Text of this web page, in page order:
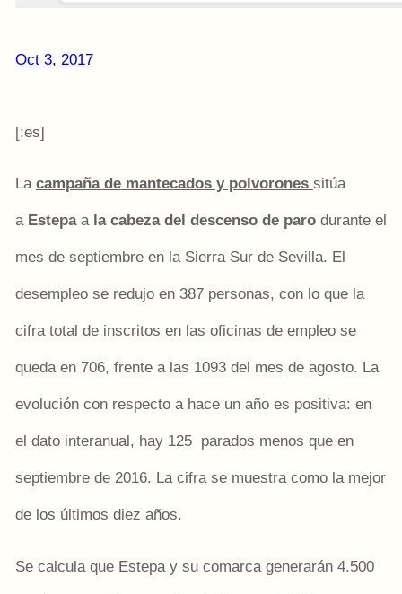
Oct 3, 2017
[:es]
La campaña de mantecados y polvorones sitúa
a Estepa a la cabeza del descenso de paro durante el
mes de septiembre en la Sierra Sur de Sevilla. El
desempleo se redujo en 387 personas, con lo que la
cifra total de inscritos en las oficinas de empleo se
queda en 706, frente a las 1093 del mes de agosto. La
evolución con respecto a hace un año es positiva: en
el dato interanual, hay 125 parados menos que en
septiembre de 2016. La cifra se muestra como la mejor
de los últimos diez años.
Se calcula que Estepa y su comarca generarán 4.500